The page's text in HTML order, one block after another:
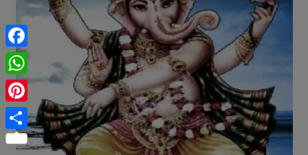
Facebook
WhatsApp
Pinterest
Share